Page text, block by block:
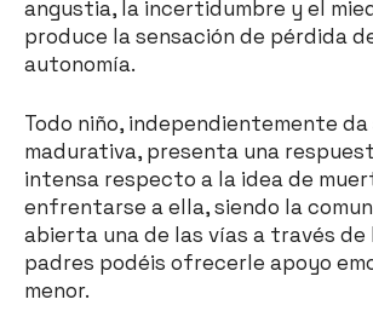
angustia, la incertidumbre y el
produce la sensación de pérdida
autonomía.
Todo niño, independientemente da
madurativa, presenta una
intensa respecto a la idea de
enfrentarse a ella, siendo la
abierta una de las vías a través de
padres podéis ofrecerle apoyo
menor.